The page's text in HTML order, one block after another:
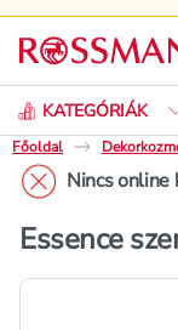
KATEGÓRIÁK
Keresés
Főoldal
Nincs online
Essence